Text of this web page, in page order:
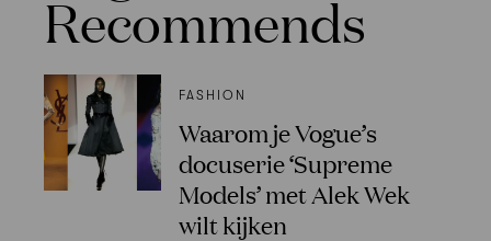
Recommends
FASHION
Waarom je Vogue’s
docuserie ‘Supreme
Models’ met Alek Wek
wilt kijken